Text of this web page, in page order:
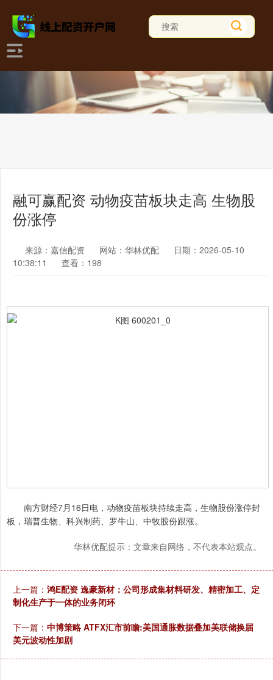
融可赢配资 动物疫苗板块走高 生物股
份涨停
来源：嘉信配资 网站：华林优配
日期：2026-05-10
10:38:11
查看：198
南方财经7月16日电，动物疫苗板块持续走高，生物股份涨停封
板，瑞普生物、科兴制药、罗牛山、中牧股份跟涨。
华林优配提示：文章来自网络，不代表本站观点。
上一篇： 鸿E配资 逸豪新材：公司形成集材料研发、精密加工、定
制化生产于一体的业务闭环
下一篇： 中博策略 ATFX汇市前瞻:美国通胀数据叠加美联储换届
美元波动性加剧